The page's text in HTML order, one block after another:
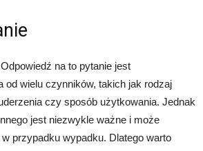
na to pytanie jest
od wielu czynników, takich jak rodzaj
czy sposób użytkowania. Jednak
jest niezwykle ważne i może
przypadku wypadku. Dlatego warto